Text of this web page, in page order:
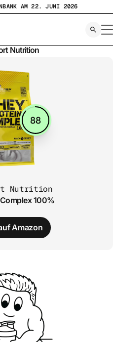
AM 22. JUNI 2026
Nutrition
88
Nutrition
100%
Amazon